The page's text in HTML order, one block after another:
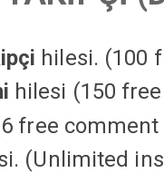
hilesi. (100
hilesi (150
free comment
(Unlimited